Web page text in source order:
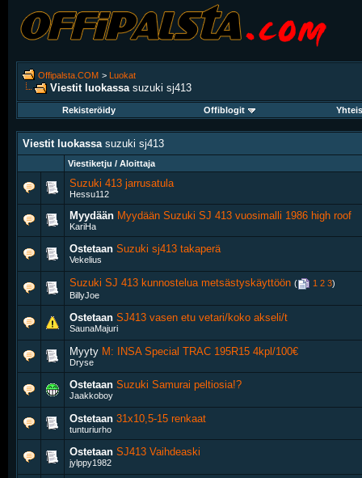
Offipalsta.COM > Luokat
Viestit luokassa suzuki sj413
Rekisteröidy Offiblogit
Viestit luokassa suzuki sj413
Viestiketju / Aloittaja
Suzuki 413 jarrusatula
Hessu112
Myydään Myydään Suzuki SJ 413 vuosimalli 1986 high roof
KariHa
Ostetaan Suzuki sj413 takaperä
Vekelius
Suzuki SJ 413 kunnostelua metsästyskäyttöön ( 1 2 3)
BillyJoe
Ostetaan SJ413 vasen etu vetari/koko akseli/t
SaunaMajuri
Myyty M: INSA Special TRAC 195R15 4kpl/100€
Dryse
Ostetaan Suzuki Samurai peltiosia!?
Jaakkoboy
Ostetaan 31x10,5-15 renkaat
tunturiurho
Ostetaan SJ413 Vaihdeaski
jylppy1982